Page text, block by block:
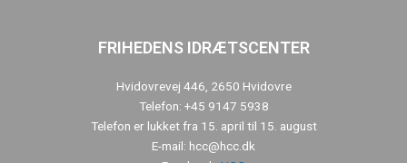
FRIHEDENS IDRÆTSCENTER
Hvidovrevej 446, 2650 Hvidovre
Telefon: +45 9147 5938
Telefon er lukket fra 15. april til 15. august
E-mail: hcc@hcc.dk